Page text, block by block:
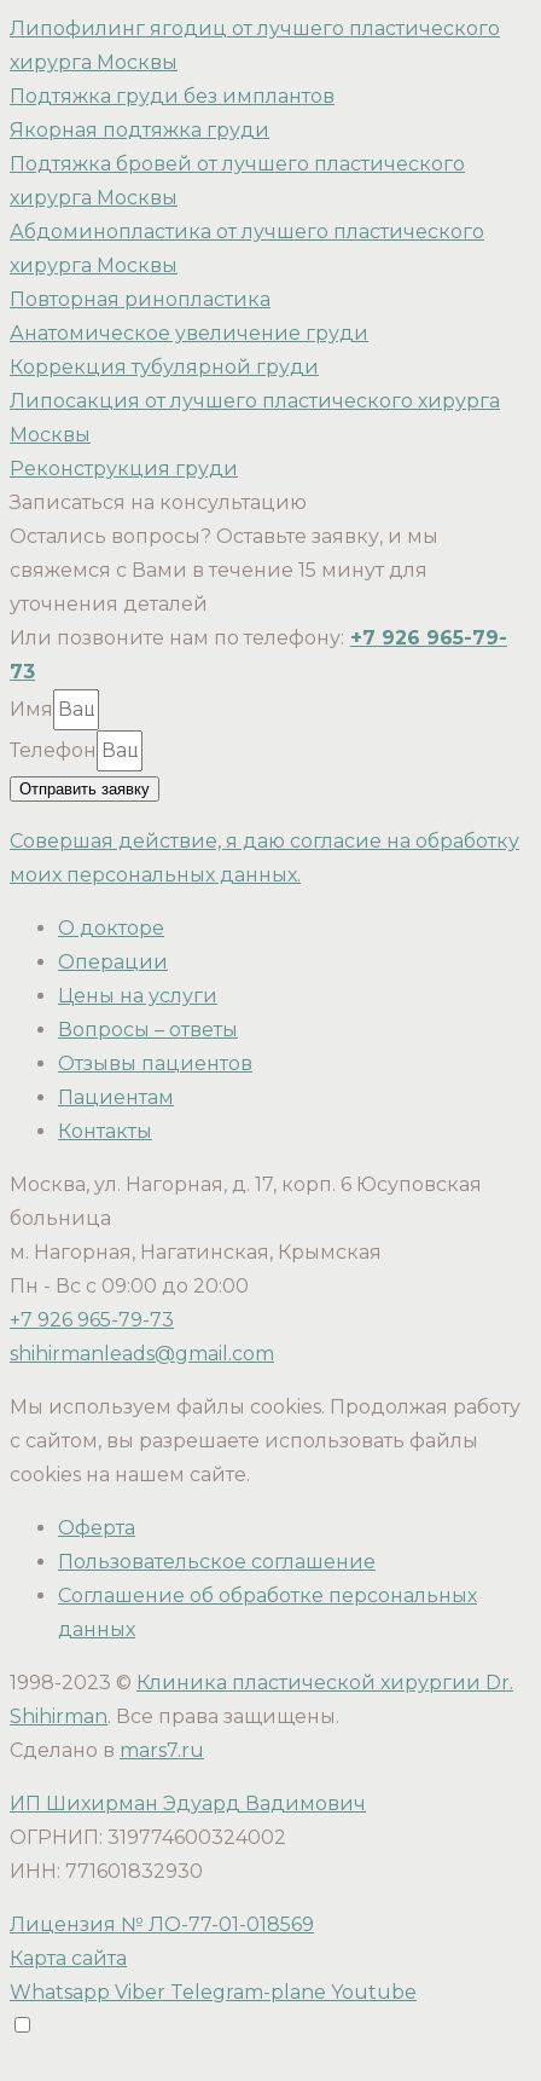
Липофилинг ягодиц от лучшего пластического
хирурга Москвы
Подтяжка груди без имплантов
Якорная подтяжка груди
Подтяжка бровей от лучшего пластического
хирурга Москвы
Абдоминопластика от лучшего пластического
хирурга Москвы
Повторная ринопластика
Анатомическое увеличение груди
Коррекция тубулярной груди
Липосакция от лучшего пластического хирурга
Москвы
Реконструкция груди
Записаться на консультацию
Остались вопросы? Оставьте заявку, и мы
свяжемся с Вами в течение 15 минут для
уточнения деталей
Или позвоните нам по телефону: +7 926 965-79-
73
Имя
Телефон
Отправить заявку
Совершая действие, я даю согласие на обработку
моих персональных данных.
О докторе
Операции
Цены на услуги
Вопросы – ответы
Отзывы пациентов
Пациентам
Контакты
Москва, ул. Нагорная, д. 17, корп. 6 Юсуповская
больница
м. Нагорная, Нагатинская, Крымская
Пн - Вс с 09:00 до 20:00
+7 926 965-79-73
shihirmanleads@gmail.com
Мы используем файлы cookies. Продолжая работу
с сайтом, вы разрешаете использовать файлы
cookies на нашем сайте.
Оферта
Пользовательское соглашение
Соглашение об обработке персональных
данных
1998-2023 © Клиника пластической хирургии Dr.
Shihirman. Все права защищены.
Сделано в mars7.ru
ИП Шихирман Эдуард Вадимович
ОГРНИП: 319774600324002
ИНН: 771601832930
Лицензия № ЛО-77-01-018569
Карта сайта
Whatsapp Viber Telegram-plane Youtube